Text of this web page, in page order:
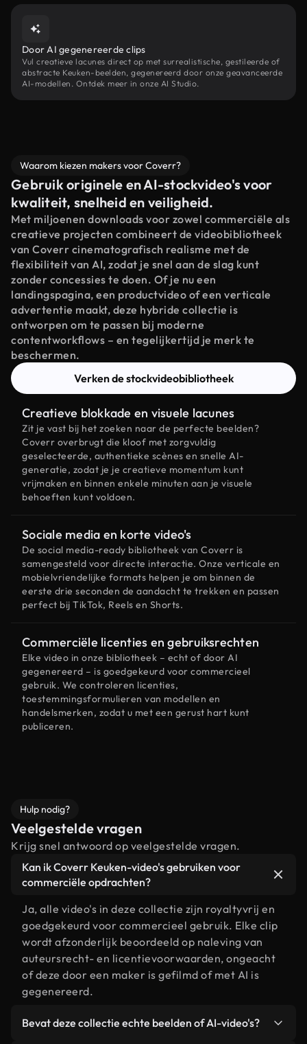
Door AI gegenereerde clips
Vul creatieve lacunes direct op met surrealistische, gestileerde of
abstracte Keuken-beelden, gegenereerd door onze geavanceerde
AI-modellen. Ontdek meer in onze AI Studio.
Waarom kiezen makers voor Coverr?
Gebruik originele en AI-stockvideo's voor
kwaliteit, snelheid en veiligheid.
Met miljoenen downloads voor zowel commerciële als
creatieve projecten combineert de videobibliotheek
van Coverr cinematografisch realisme met de
flexibiliteit van AI, zodat je snel aan de slag kunt
zonder concessies te doen. Of je nu een
landingspagina, een productvideo of een verticale
advertentie maakt, deze hybride collectie is
ontworpen om te passen bij moderne
contentworkflows – en tegelijkertijd je merk te
beschermen.
Verken de stockvideobibliotheek
Creatieve blokkade en visuele lacunes
Zit je vast bij het zoeken naar de perfecte beelden?
Coverr overbrugt die kloof met zorgvuldig
geselecteerde, authentieke scènes en snelle AI-
generatie, zodat je je creatieve momentum kunt
vrijmaken en binnen enkele minuten aan je visuele
behoeften kunt voldoen.
Sociale media en korte video's
De social media-ready bibliotheek van Coverr is
samengesteld voor directe interactie. Onze verticale en
mobielvriendelijke formats helpen je om binnen de
eerste drie seconden de aandacht te trekken en passen
perfect bij TikTok, Reels en Shorts.
Commerciële licenties en gebruiksrechten
Elke video in onze bibliotheek – echt of door AI
gegenereerd – is goedgekeurd voor commercieel
gebruik. We controleren licenties,
toestemmingsformulieren van modellen en
handelsmerken, zodat u met een gerust hart kunt
publiceren.
Hulp nodig?
Veelgestelde vragen
Krijg snel antwoord op veelgestelde vragen.
Kan ik Coverr Keuken-video's gebruiken voor
commerciële opdrachten?
Ja, alle video's in deze collectie zijn royaltyvrij en
goedgekeurd voor commercieel gebruik. Elke clip
wordt afzonderlijk beoordeeld op naleving van
auteursrecht- en licentievoorwaarden, ongeacht
of deze door een maker is gefilmd of met AI is
gegenereerd.
Bevat deze collectie echte beelden of AI-video's?